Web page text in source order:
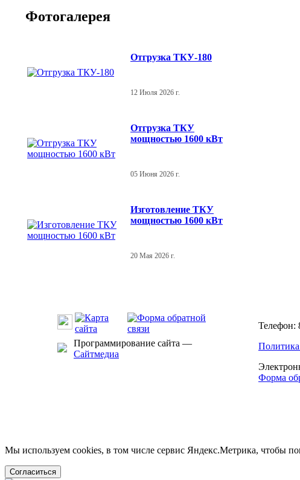
Фотогалерея
Отгрузка ТКУ-180
12 Июля 2026 г.
Отгрузка ТКУ
мощностью 1600 кВт
05 Июня 2026 г.
Изготовление ТКУ
мощностью 1600 кВт
20 Мая 2026 г.
Программирование сайта —
Сайтмедиа
Телефон:
Форма
Мы используем cookies, в том числе сервис Яндекс.Метрика, чтобы
Согласиться